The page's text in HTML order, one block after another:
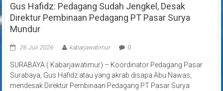
Gus Hafidz: Pedagang Sudah Jengkel, Desak
Direktur Pembinaan Pedagang PT Pasar Surya
Mundur
26 Juli 2026 kabarjawatimur 0
SURABAYA ( Kabarjawatimur) – Koordinator Pedagang Pasar
Surabaya, Gus Hafidz atau yang akrab disapa Abu Nawas,
mendesak Direktur Pembinaan Pedagang PT Pasar Surya